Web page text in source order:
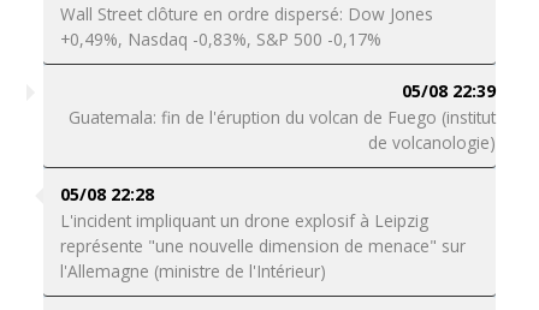
Wall Street clôture en ordre dispersé: Dow Jones
+0,49%, Nasdaq -0,83%, S&P 500 -0,17%
05/08 22:39
Guatemala: fin de l'éruption du volcan de Fuego (institut
de volcanologie)
05/08 22:28
L'incident impliquant un drone explosif à Leipzig
représente "une nouvelle dimension de menace" sur
l'Allemagne (ministre de l'Intérieur)